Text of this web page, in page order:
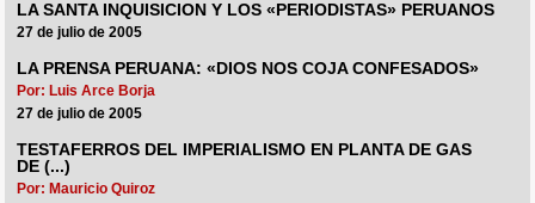
LA SANTA INQUISICION Y LOS «PERIODISTAS» PERUANOS
27 de julio de 2005
LA PRENSA PERUANA: «DIOS NOS COJA CONFESADOS»
Por: Luis Arce Borja
27 de julio de 2005
TESTAFERROS DEL IMPERIALISMO EN PLANTA DE GAS
DE (...)
Por: Mauricio Quiroz